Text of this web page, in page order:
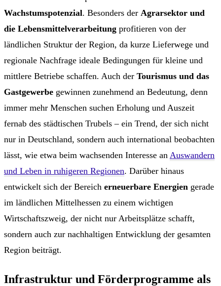
Wachstumspotenzial. Besonders der Agrarsektor und
die Lebensmittelverarbeitung profitieren von der
ländlichen Struktur der Region, da kurze Lieferwege und
regionale Nachfrage ideale Bedingungen für kleine und
mittlere Betriebe schaffen. Auch der Tourismus und das
Gastgewerbe gewinnen zunehmend an Bedeutung, denn
immer mehr Menschen suchen Erholung und Auszeit
fernab des städtischen Trubels – ein Trend, der sich nicht
nur in Deutschland, sondern auch international beobachten
lässt, wie etwa beim wachsenden Interesse an Auswandern
und Leben in ruhigeren Regionen. Darüber hinaus
entwickelt sich der Bereich erneuerbare Energien gerade
im ländlichen Mittelhessen zu einem wichtigen
Wirtschaftszweig, der nicht nur Arbeitsplätze schafft,
sondern auch zur nachhaltigen Entwicklung der gesamten
Region beiträgt.
Infrastruktur und Förderprogramme als